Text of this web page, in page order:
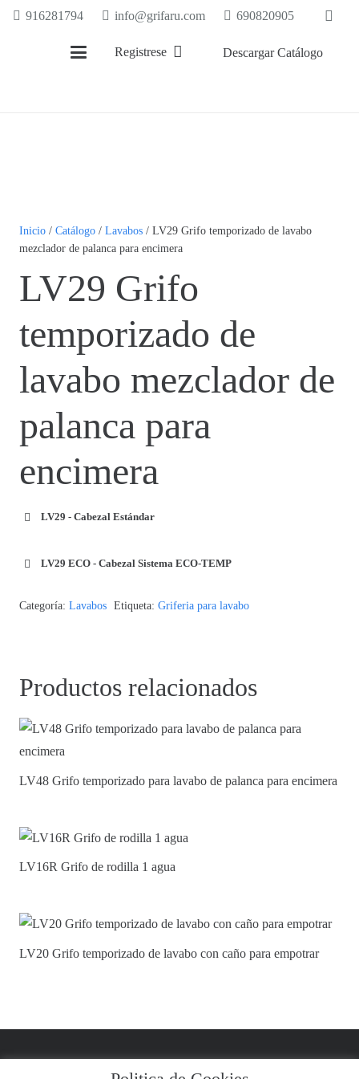
916281794 info@grifaru.com 690820905
Registrese Descargar Catálogo
Inicio / Catálogo / Lavabos / LV29 Grifo temporizado de lavabo
mezclador de palanca para encimera
LV29 Grifo
temporizado de
lavabo mezclador de
palanca para
encimera
LV29 - Cabezal Estándar
LV29 ECO - Cabezal Sistema ECO-TEMP
Categoría: Lavabos Etiqueta: Griferia para lavabo
Productos relacionados
LV48 Grifo temporizado para lavabo de palanca para encimera
LV16R Grifo de rodilla 1 agua
LV20 Grifo temporizado de lavabo con caño para empotrar